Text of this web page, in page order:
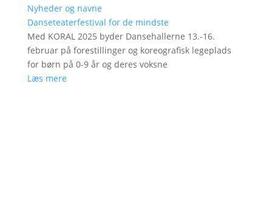
Nyheder og navne
Danseteaterfestival for de mindste
Med KORAL 2025 byder Dansehallerne 13.-16.
februar på forestillinger og koreografisk legeplads
for børn på 0-9 år og deres voksne
Læs mere